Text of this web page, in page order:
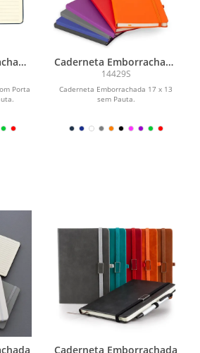
Porta
Caderneta Emborrachada
com Porta Caneta
14429S
Caderneta Emborrachada 17 x 13
sem Pauta.
Caderneta Emborrachada